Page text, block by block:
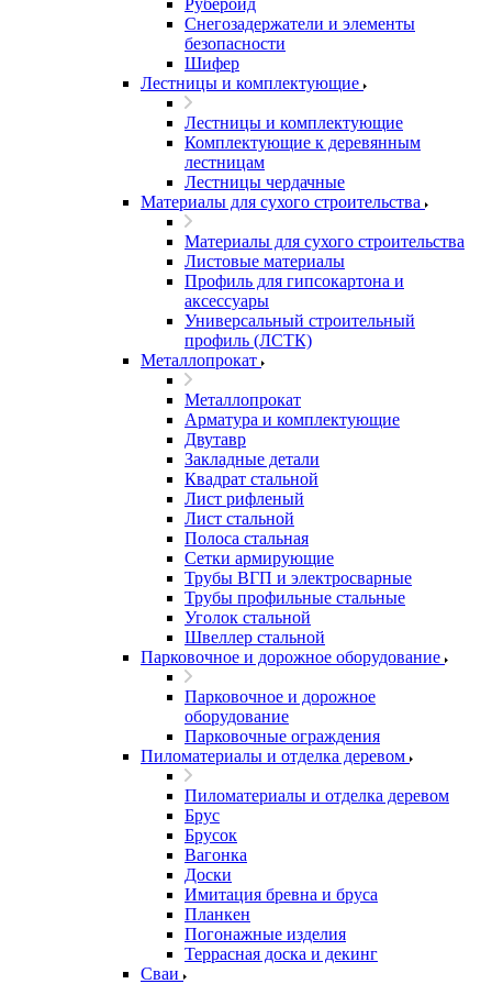
Рубероид
Снегозадержатели и элементы
безопасности
Шифер
Лестницы и комплектующие
Лестницы и комплектующие
Комплектующие к деревянным
лестницам
Лестницы чердачные
Материалы для сухого строительства
Материалы для сухого строительства
Листовые материалы
Профиль для гипсокартона и
аксессуары
Универсальный строительный
профиль (ЛСТК)
Металлопрокат
Металлопрокат
Арматура и комплектующие
Двутавр
Закладные детали
Квадрат стальной
Лист рифленый
Лист стальной
Полоса стальная
Сетки армирующие
Трубы ВГП и электросварные
Трубы профильные стальные
Уголок стальной
Швеллер стальной
Парковочное и дорожное оборудование
Парковочное и дорожное
оборудование
Парковочные ограждения
Пиломатериалы и отделка деревом
Пиломатериалы и отделка деревом
Брус
Брусок
Вагонка
Доски
Имитация бревна и бруса
Планкен
Погонажные изделия
Террасная доска и декинг
Сваи